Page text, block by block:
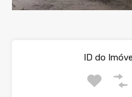
ID do